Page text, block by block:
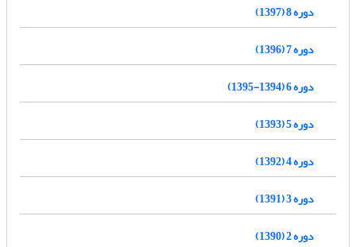
دوره 8 (1397)
دوره 7 (1396)
دوره 6 (1394-1395)
دوره 5 (1393)
دوره 4 (1392)
دوره 3 (1391)
دوره 2 (1390)